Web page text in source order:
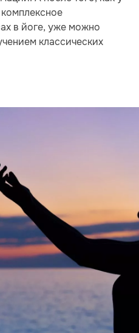
в йоге, уже можно
классических